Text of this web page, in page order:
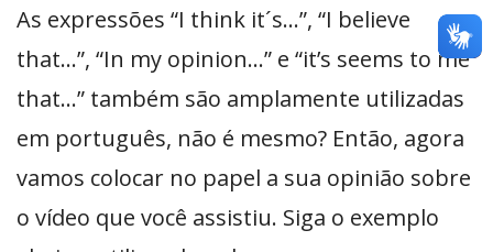
As expressões “I think it´s…”, “I believe
that…”, “In my opinion…” e “it’s seems to me
that…” também são amplamente utilizadas
em português, não é mesmo? Então, agora
vamos colocar no papel a sua opinião sobre
o vídeo que você assistiu. Siga o exemplo